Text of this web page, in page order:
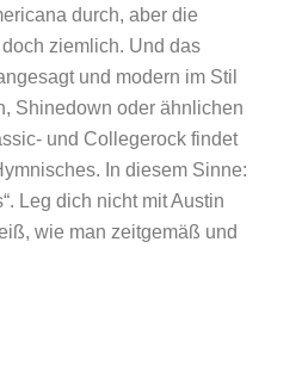
durch, aber die
ziemlich. Und das
und modern im Stil
Shinedown oder ähnlichen
und Collegerock findet
In diesem Sinne:
Leg dich nicht mit Austin
wie man zeitgemäß und